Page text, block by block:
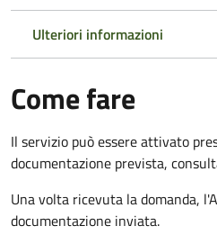
Ulteriori informazioni
Come fare
Il servizio può essere attivato
documentazione prevista,
Una volta ricevuta la domanda,
documentazione inviata.